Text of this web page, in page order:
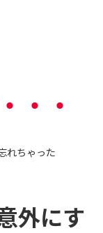
・・
れちゃった
外にす